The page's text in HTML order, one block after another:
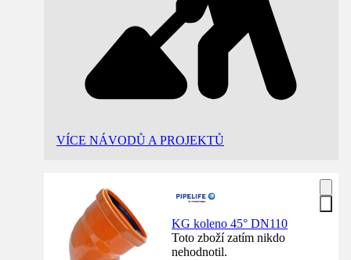
VÍCE NÁVODŮ A PROJEKTŮ
KG koleno 45° DN110
Toto zboží zatím nikdo
nehodnotil.